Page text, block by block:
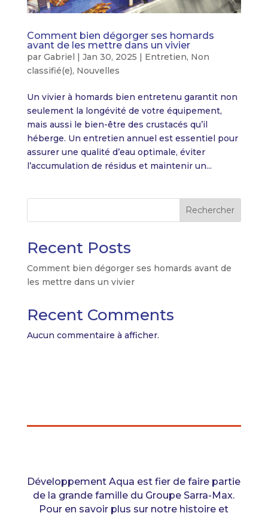
Comment bien dégorger ses homards
avant de les mettre dans un vivier
par Gabriel Jan 30, 2025 Entretien, Non
classifié(e), Nouvelles
Un vivier à homards bien entretenu garantit non
seulement la longévité de votre équipement,
mais aussi le bien-être des crustacés qu’il
héberge. Un entretien annuel est essentiel pour
assurer une qualité d’eau optimale, éviter
l’accumulation de résidus et maintenir un...
Rechercher
Recent Posts
Comment bien dégorger ses homards avant de
les mettre dans un vivier
Recent Comments
Aucun commentaire à afficher.
Développement Aqua est fier de faire partie
de la grande famille du Groupe Sarra-Max.
Pour en savoir plus sur notre histoire et